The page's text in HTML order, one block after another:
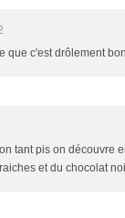
que c'est drôlement
tant pis on découvre
et du chocolat